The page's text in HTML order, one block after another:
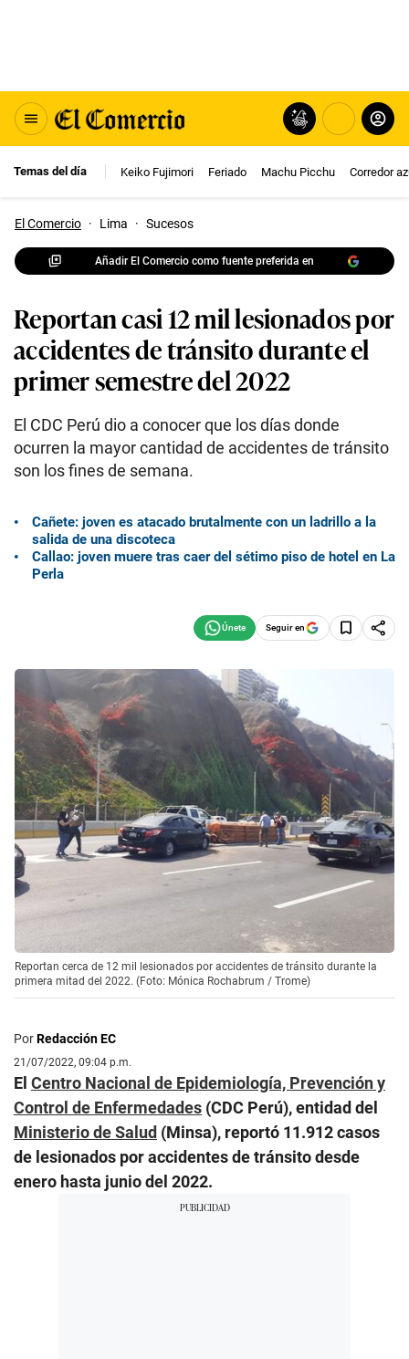
Temas del día Keiko Fujimori Feriado Machu Picchu Corredor
El Comercio · Lima · Sucesos
Añadir El Comercio como fuente preferida en
Reportan casi 12 mil lesionados por
accidentes de tránsito durante el
primer semestre del 2022
El CDC Perú dio a conocer que los días donde
ocurren la mayor cantidad de accidentes de tránsito
son los fines de semana.
Cañete: joven es atacado brutalmente con un ladrillo a la
salida de una discoteca
Callao: joven muere tras caer del sétimo piso de hotel en La
Perla
Seguir en
Reportan cerca de 12 mil lesionados por accidentes de tránsito durante la
primera mitad del 2022. (Foto: Mónica Rochabrum / Trome)
PorRedacción EC
21/07/2022, 09:04 p.m.
El Centro Nacional de Epidemiología, Prevención y
Control de Enfermedades (CDC Perú), entidad del
Ministerio de Salud (Minsa), reportó 11.912 casos
de lesionados por accidentes de tránsito desde
enero hasta junio del 2022.